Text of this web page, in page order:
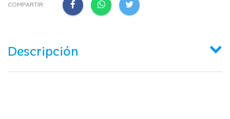
COMPARTIR:
Descripción